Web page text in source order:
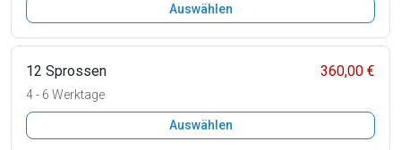
Auswählen
12 Sprossen 360,00 €
4 - 6 Werktage
Auswählen